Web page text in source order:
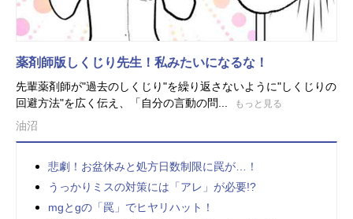
薬剤師版しくじり先生！私みたいになるな！
先輩薬剤師が"過去のしくじり"を繰り返さないように"しくじりの
回避方法"を広く伝え、「自分の言動の問...
もっと見る
油沼
悲劇！お盆休みと処方日数制限に罠が…！
うっかりミスの対策には「アレ」が必要!?
mgとgの「罠」でヒヤリハット！